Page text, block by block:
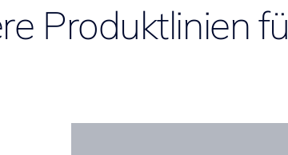
Produktlinien